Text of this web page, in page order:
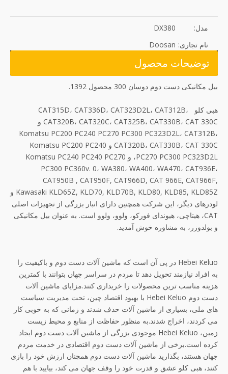
مدل:
DX380
نام تجاری: Doosan
توضیحات محصول
بیل مکانیکی دست دوم دوسان 300 محصول 1392.
هبی کلو CAT315D، CAT336D، CAT323D2L، CAT312B،
CAT320B، CAT320C، CAT325B، CAT330B، CAT 330C و
Komatsu PC200 PC240 PC270 PC300 PC323D2L، CAT312B،
CAT320B، CAT330B، CAT 330C و Komatsu PC200 PC240
PC270 PC300 PC323D2L، و Komatsu PC240 PC240 PC270
PC300 PC360v. 0، WA380، WA400، WA470، CAT936E،
CAT950B , CAT950F, CAT966D, CAT 966E, CAT966F,
Kawasaki KLD65Z, KLD70, KLD70B, KLD80, KLD85, KLD85Z و
لودرهای دیگر، این شرکت همچنین دارای انبار بزرگی از تجهیزات اصلی
CAT، هیتاچی، هیوندای فورکو، ولوو، ولوو است. به عنوان بیل مکانیکی
و بولدوزر، به مشاوره خوش آمدید.
Hebei Keluo در پی آن است که ماشین آلات دست دوم و باکیفیت را
به افراد نیازمند تحویل دهد تا مردم در سراسر جهان بتوانند با کمترین
هزینه مناسب ترین محصولات را خریداری کنند.مزایای ماشین آلات
دست دوم Hebei Keluo با بهبود اقتصاد چین، تحت مدیریت سیاست
های ملی، بسیاری از ماشین آلات حذف شدند و زمانی که به خوبی کار
می کردند، اخراج شدند.به منظور حفاظت از منابع و محیط زیست
زمین، Hebei Keluo موجودی بزرگی از ماشین آلات دست دوم ایجاد
کرده است.برخی از ماشین آلات دست دوم اقتصادی در خدمت مردم
جهان هستند، بگذارید ماشین آلات دست دوم همچنان ارزش خود را بازی
کنند، هبی کلو عشق و قدرت خود را وقف جهان می کند، بیایید با هم